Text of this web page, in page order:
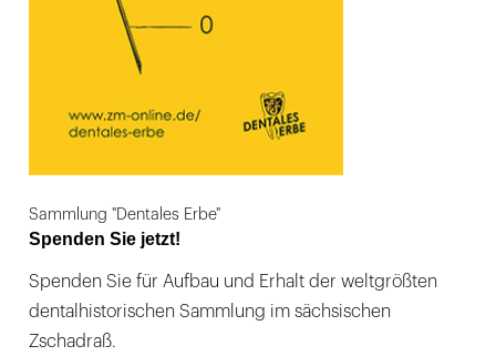
Sammlung "Dentales Erbe"
Spenden Sie jetzt!
Spenden Sie für Aufbau und Erhalt der weltgrößten
dentalhistorischen Sammlung im sächsischen
Zschadraß.